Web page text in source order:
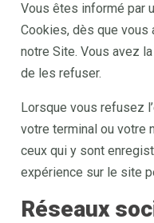
Vous êtes informé par
Cookies, dès que vous
notre Site. Vous avez
de les refuser.
Lorsque vous refusez
votre terminal ou votre
ceux qui y sont
expérience sur le site
Réseaux